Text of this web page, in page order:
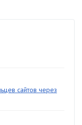
сайтов через